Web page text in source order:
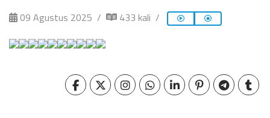
09 Agustus 2025 433 kali